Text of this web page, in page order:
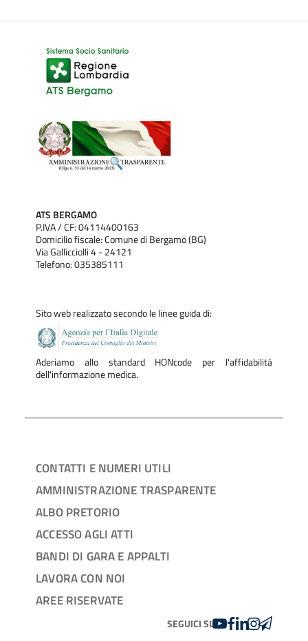
ATS BERGAMO
P.IVA / CF: 04114400163
Domicilio fiscale: Comune di Bergamo (BG)
Via Gallicciolli 4 - 24121
Telefono: 035385111
Sito web realizzato secondo le linee guida di:
Aderiamo allo standard HONcode per l'affidabilità
dell'informazione medica.
CONTATTI E NUMERI UTILI
AMMINISTRAZIONE TRASPARENTE
ALBO PRETORIO
ACCESSO AGLI ATTI
BANDI DI GARA E APPALTI
LAVORA CON NOI
AREE RISERVATE
SEGUICI SUYOUTUBE
FACEBOOK
LINKEDIN
INSTAGRAM